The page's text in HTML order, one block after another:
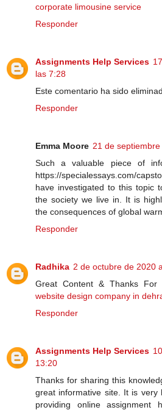
corporate limousine service
Responder
Assignments Help Services
las 7:28
Este comentario ha sido
Responder
Emma Moore 21 de
Such a valuable piece of
https://specialessays.com/
have investigated to this topic
the society we live in. It is
the consequences of global
Responder
Radhika 2 de octubre de 2020
Great Content & Thanks
website design company in
Responder
Assignments Help Services
13:20
Thanks for sharing this
great informative site. It is very
providing online